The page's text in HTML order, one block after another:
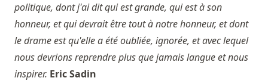
politique, dont j'ai dit qui est grande, qui est à son
honneur, et qui devrait être tout à notre honneur, et dont
le drame est qu'elle a été oubliée, ignorée, et avec lequel
nous devrions reprendre plus que jamais langue et nous
inspirer. Eric Sadin